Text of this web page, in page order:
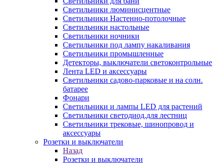
Светильники люминисцентные
Светильники Настенно-потолочные
Светильники настольные
Светильники ночники
Светильники под лампу накаливания
Светильники промышленные
Детекторы, выключатели светоконтрольные
Лента LED и аксессуары
Светильники садово-парковые и на солн.
батарее
Фонари
Светильники и лампы LED для растений
Светильники светодиод.для лестниц
Светильники трековые, шинопровод и
аксессуары
Розетки и выключатели
Назад
Розетки и выключатели